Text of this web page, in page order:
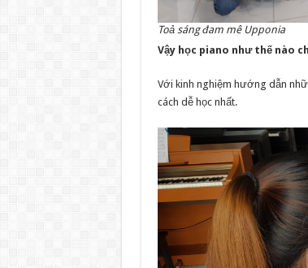
Toả sáng đam mê Upponia
Vậy học piano như thế nào
Với kinh nghiệm hướng dẫn
cách dễ học nhất.